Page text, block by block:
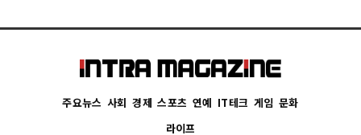
주요뉴스 사회 경제 스포츠 연예 IT테크 게임 문화
라이프